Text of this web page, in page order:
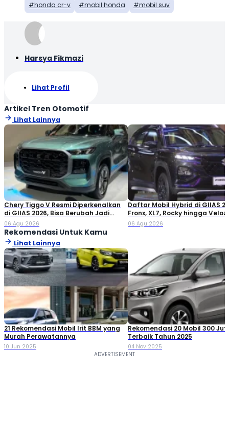
honda cr-v mobil honda mobil suv
Harsya Fikmazi
Lihat Profil
Artikel Tren Otomotif
Lihat Lainnya
Chery Tiggo V Resmi Diperkenalkan
di GIIAS 2026, Bisa Berubah Jadi
Double Cabin
06 Agu 2026
Daftar Mobil Hybrid di GIIAS
Fronx, XL7, Rocky hingga Veloz!
06 Agu 2026
Rekomendasi Untuk Kamu
Lihat Lainnya
21 Rekomendasi Mobil Irit BBM yang
Murah Perawatannya
10 Jun 2025
Rekomendasi 20 Mobil 300
Terbaik Tahun 2025
04 Nov 2025